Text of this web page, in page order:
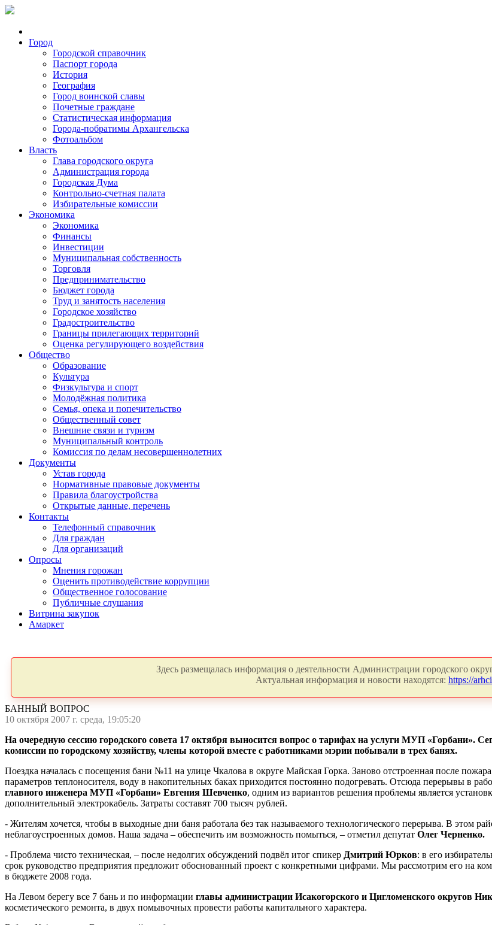
Город
Городской справочник
Паспорт города
История
География
Город воинской славы
Почетные граждане
Статистическая информация
Города-побратимы Архангельска
Фотоальбом
Власть
Глава городского округа
Администрация города
Городская Дума
Контрольно-счетная палата
Избирательные комиссии
Экономика
Экономика
Финансы
Инвестиции
Муниципальная собственность
Торговля
Предпринимательство
Бюджет города
Труд и занятость населения
Городское хозяйство
Градостроительство
Границы прилегающих территорий
Оценка регулирующего воздействия
Общество
Образование
Культура
Физкультура и спорт
Молодёжная политика
Семья, опека и попечительство
Общественный совет
Внешние связи и туризм
Муниципальный контроль
Комиссия по делам несовершеннолетних
Документы
Устав города
Нормативные правовые документы
Правила благоустройства
Открытые данные, перечень
Контакты
Телефонный справочник
Для граждан
Для организаций
Опросы
Мнения горожан
Оценить противодействие коррупции
Общественное голосование
Публичные слушания
Витрина закупок
Амаркет
Здесь размещалась информация о деятельности Администрации городского
Актуальная информация и новости находятся: https://
БАННЫЙ ВОПРОС
10 октября 2007 г. среда, 19:05:20
На очередную сессию городского совета 17 октября выносится вопрос о тарифах на услуги МУП «Горбани».
комиссии по городскому хозяйству, члены которой вместе с работниками мэрии побывали в трех банях.
Поездка началась с посещения бани №11 на улице Чкалова в округе Майская Горка. Заново отстроенная после
параметров теплоносителя, воду в накопительных баках приходится постоянно подогревать. Отсюда перерывы в
главного инженера МУП «Горбани» Евгения Шевченко, одним из вариантов решения проблемы является
дополнительный электрокабель. Затраты составят 700 тысяч рублей.
- Жителям хочется, чтобы в выходные дни баня работала без так называемого технологического перерыва. В этом
неблагоустроенных домов. Наша задача – обеспечить им возможность помыться, – отметил депутат Олег Черненко.
- Проблема чисто техническая, – после недолгих обсуждений подвёл итог спикер Дмитрий Юрков: в его
срок руководство предприятия предложит обоснованный проект с конкретными цифрами. Мы рассмотрим его на
в бюджете 2008 года.
На Левом берегу все 7 бань и по информации главы администрации Исакогорского и Цигломенского округов
косметического ремонта, в двух помывочных провести работы капитального характера.